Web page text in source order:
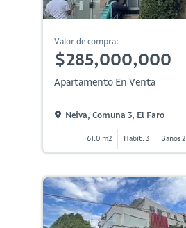
Valor de compra:
$285,000,000
Apartamento En Venta
Neiva, Comuna 3, El Faro
61.0 m2 Habit. 3 Baños 2